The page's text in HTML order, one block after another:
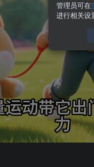
管理员可在
进行相关设